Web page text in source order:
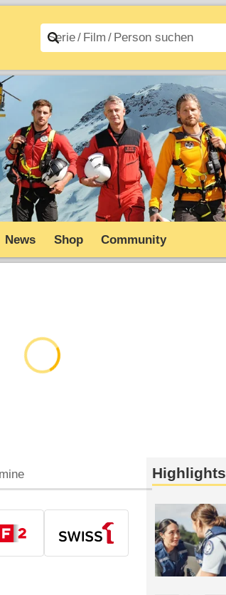
Filme A–Z
News Shop Community
Highlights